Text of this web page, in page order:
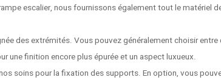
escalier, nous fournissons également tout le matériel
des extrémités. Vous pouvez généralement choisir entre
une finition encore plus épurée et un aspect luxueux.
soins pour la fixation des supports. En option, vous